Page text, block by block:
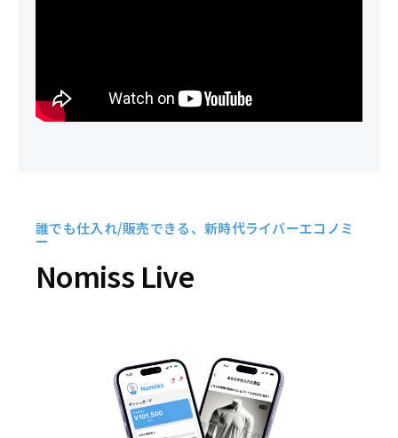
誰でも仕入れ/販売できる、新時代ライバーエコノミ
ー
Nomiss Live